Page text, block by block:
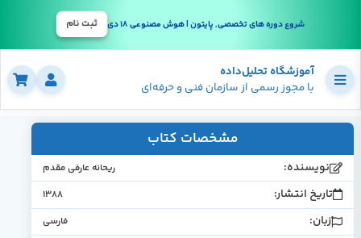
شروع دوره های تخصصی, پایتون | هوش مصنوعی 18 دی ثبت نام
آموزشگاه تحلیل‌داده
با مجوز رسمی از سازمان فنی و حرفه‌ای
مشخصات کتاب
نویسنده: ریحانه عارفی مقدم
تاریخ انتشار: 1388
زبان: فارسی